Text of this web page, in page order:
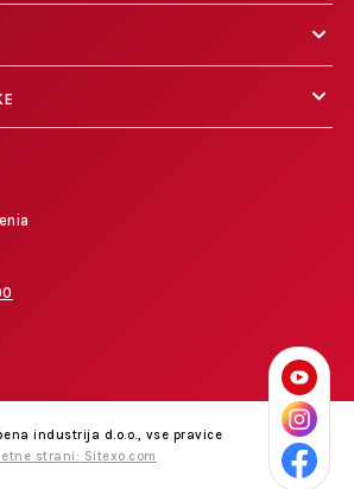
industrija d.o.o., vse pravice
strani: Sitexo.com